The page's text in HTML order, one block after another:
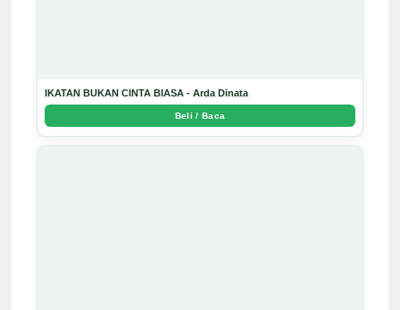
IKATAN BUKAN CINTA BIASA - Arda Dinata
Beli / Baca